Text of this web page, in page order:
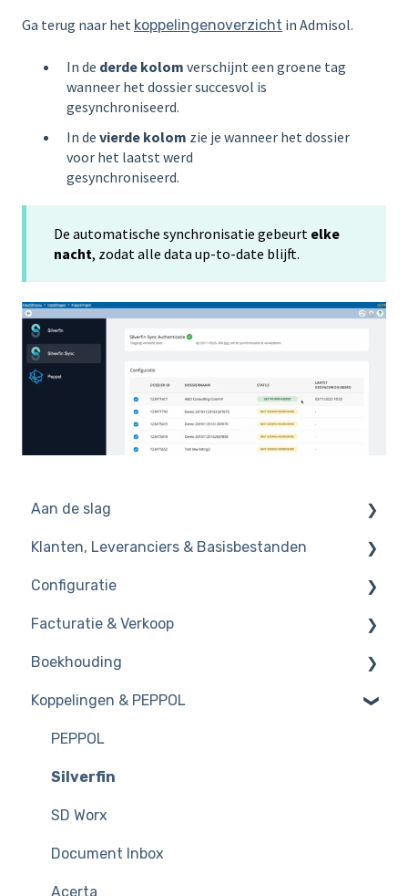
Ga terug naar het koppelingenoverzicht in Admisol.
In de derde kolom verschijnt een groene tag
wanneer het dossier succesvol is
gesynchroniseerd.
In de vierde kolom zie je wanneer het dossier
voor het laatst werd
gesynchroniseerd.
De automatische synchronisatie gebeurt elke
nacht, zodat alle data up‑to‑date blijft.
Aan de slag
Basics
Dossierinstellingen
Starten met importeren
PDF documenten
Klanten, Leveranciers & Basisbestanden
Klanten en leveranciers
Artikelen
Grootboekrekening
Contacten
Configuratie
Dagboeken
Periodes & Boekjaar
CODA
Beveiliging
BTW-instellingen
Facturatie & Verkoop
Verkoopfacturen
Creditnota
Self-billing
Kortingen & Beperkingen
Overige
Boekhouding
Algemene principes
Hulpprogramma's
Afsluiting
Koppelingen & PEPPOL
PEPPOL
Silverfin
SD Worx
Document Inbox
Acerta